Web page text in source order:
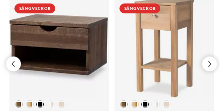
SÄNGVECKOR SÄNGVECKOR